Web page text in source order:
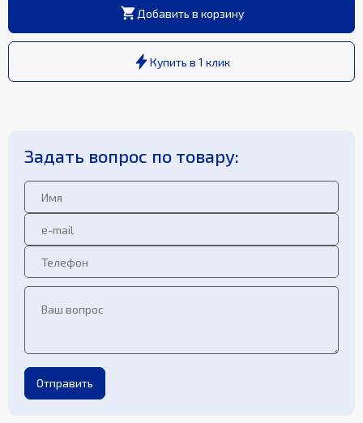
Добавить в корзину
Купить в 1 клик
Задать вопрос по товару:
Отправить